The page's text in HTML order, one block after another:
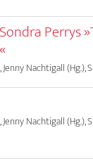
Perrys
Nachtigall (Hg.),
Nachtigall (Hg.),